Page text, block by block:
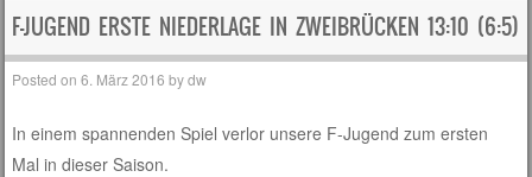
F-JUGEND ERSTE NIEDERLAGE IN ZWEIBRÜCKEN 13:10 (6:5)
Posted on6. März 2016 bydw
In einem spannenden Spiel verlor unsere F-Jugend zum ersten
Mal in dieser Saison.